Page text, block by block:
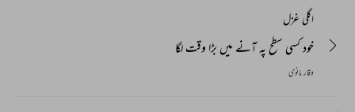
اگلی غزل
خود کسی سطح پہ آنے میں بڑا وقت لگا
وقار مانوی